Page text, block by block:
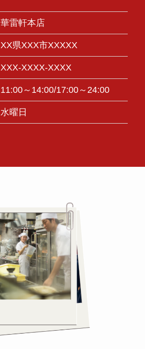
華雷軒本店
XX県XXX市XXXXX
XXX-XXXX-XXXX
11:00～14:00/17:00～24:00
水曜日